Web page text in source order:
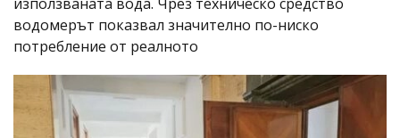
водомерът показвал значително по-ниско
потребление от реалното